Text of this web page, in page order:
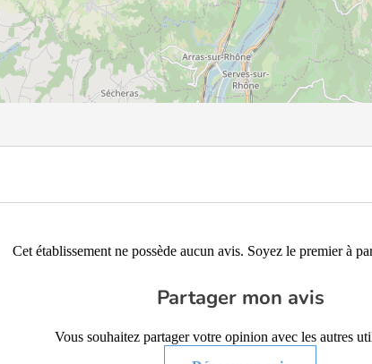
Cet établissement ne possède aucun avis. Soyez le premier à
Partager mon avis
Vous souhaitez partager votre opinion avec les autres